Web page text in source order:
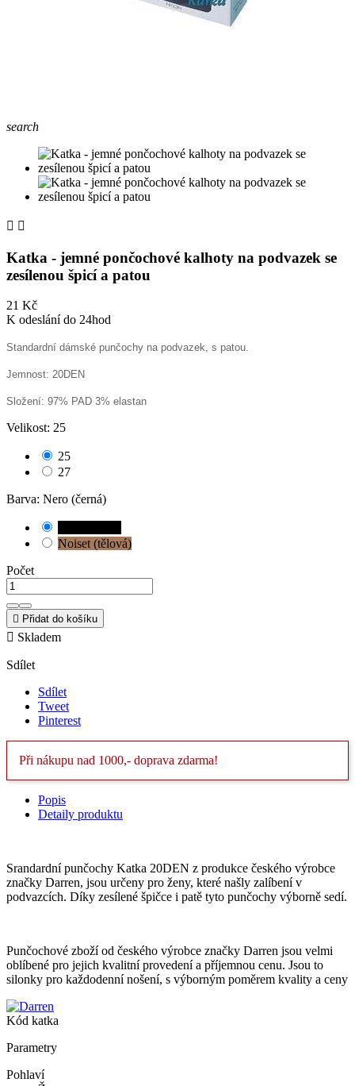
search
 
Katka - jemné pončochové kalhoty na podvazek se
zesílenou špicí a patou
21 Kč
K odeslání do 24hod
Standardní dámské punčochy na podvazek, s patou.
Jemnost: 20DEN
Složení: 97% PAD 3% elastan
Velikost: 25
25
27
Barva: Nero (černá)
Noiset (tělová)
Počet
 Přidat do košíku
 Skladem
Sdílet
Sdílet
Tweet
Pinterest
Při nákupu nad 1000,- doprava zdarma!
Popis
Detaily produktu
Srandardní punčochy Katka 20DEN z produkce českého výrobce
značky Darren, jsou určeny pro ženy, které našly zalíbení v
podvazcích. Díky zesílené špičce i patě tyto punčochy výborně sedí.
Punčochové zboží od českého výrobce značky Darren jsou velmi
oblíbené pro jejich kvalitní provedení a příjemnou cenu. Jsou to
silonky pro každodenní nošení, s výborným poměrem kvality a ceny
Kód katka
Parametry
Pohlaví